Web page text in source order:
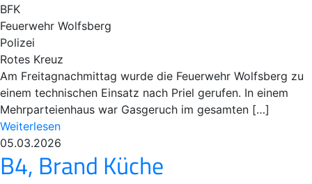
BFK
Feuerwehr Wolfsberg
Polizei
Rotes Kreuz
Am Freitagnachmittag wurde die Feuerwehr Wolfsberg zu
einem technischen Einsatz nach Priel gerufen. In einem
Mehrparteienhaus war Gasgeruch im gesamten […]
Weiterlesen
05.03.2026
B4, Brand Küche